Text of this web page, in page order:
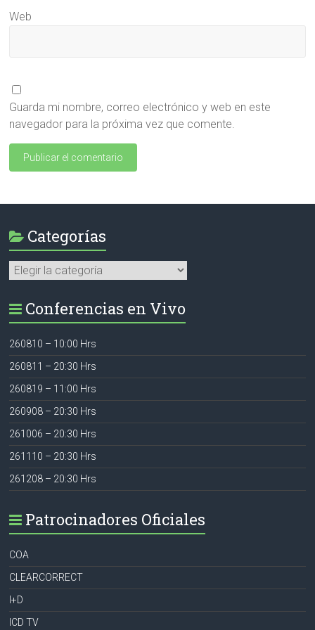
Web
Guarda mi nombre, correo electrónico y web en este
navegador para la próxima vez que comente.
Categorías
Categorías
Conferencias en Vivo
260810 – 10:00 Hrs
260811 – 20:30 Hrs
260819 – 11:00 Hrs
260908 – 20:30 Hrs
261006 – 20:30 Hrs
261110 – 20:30 Hrs
261208 – 20:30 Hrs
Patrocinadores Oficiales
COA
CLEARCORRECT
I+D
ICD TV